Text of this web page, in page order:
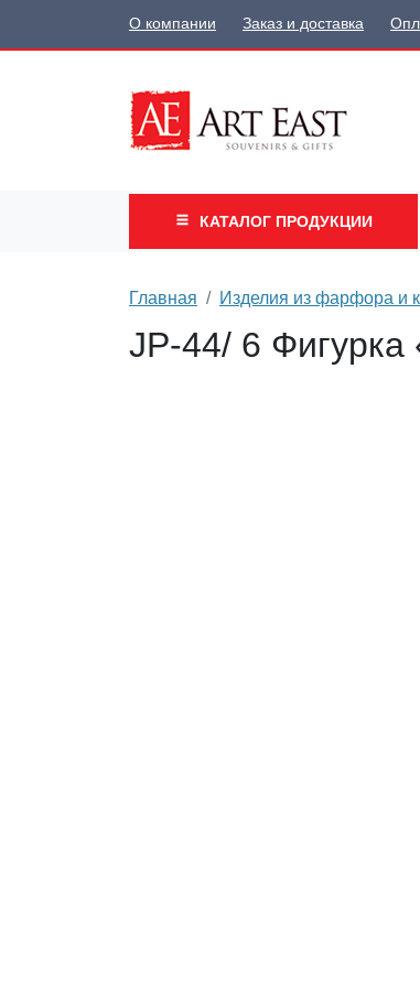
О компании Заказ и доставка
КАТАЛОГ ПРОДУКЦИИ
Главная Изделия из фарфора и
JP-44/ 6